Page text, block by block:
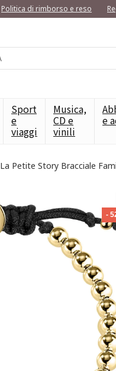
Politica di rimborso e reso
Sport
e
viaggi
Musica,
CD e
vinili
e
La Petite Story Bracciale
-